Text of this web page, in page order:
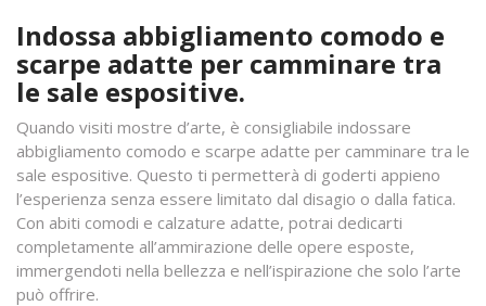
Indossa abbigliamento comodo e
scarpe adatte per camminare tra
le sale espositive.
Quando visiti mostre d’arte, è consigliabile indossare
abbigliamento comodo e scarpe adatte per camminare tra le
sale espositive. Questo ti permetterà di goderti appieno
l’esperienza senza essere limitato dal disagio o dalla fatica.
Con abiti comodi e calzature adatte, potrai dedicarti
completamente all’ammirazione delle opere esposte,
immergendoti nella bellezza e nell’ispirazione che solo l’arte
può offrire.